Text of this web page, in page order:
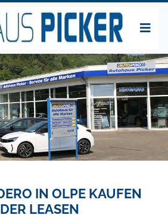
IN OLPE KAUFEN
LEASEN